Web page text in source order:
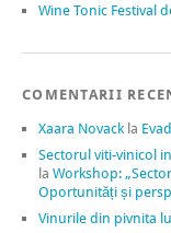
Wine Tonic Festival
COMENTARII
Xaara Novack la
Sectorul viti-vinicol
la Workshop:
Oportunități și
Vinurile din pivnita